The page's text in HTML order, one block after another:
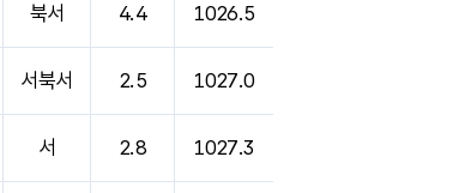
북서 4.4 1026.5
서북서 2.5 1027.0
서 2.8 1027.3